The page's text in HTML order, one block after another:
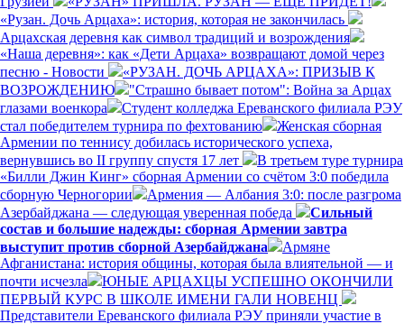
«Рузан. Дочь Арцаха»: история, которая не закончилась
Арцахская деревня как символ традиций и возрождения
«Наша деревня»: как «Дети Арцаха» возвращают домой через
песню - Новости
«РУЗАН. ДОЧЬ АРЦАХА»: ПРИЗЫВ К
ВОЗРОЖДЕНИЮ
"Страшно бывает потом": Война за Арцах
глазами военкора
Студент колледжа Ереванского филиала РЭУ
стал победителем турнира по фехтованию
Женская сборная
Армении по теннису добилась исторического успеха,
вернувшись во II группу спустя 17 лет
В третьем туре турнира
«Билли Джин Кинг» сборная Армении со счётом 3:0 победила
сборную Черногории
Армения — Албания 3:0: после разгрома
Азербайджана — следующая уверенная победа
Сильный
состав и большие надежды: сборная Армении завтра
выступит против сборной Азербайджана
Армяне
Афганистана: история общины, которая была влиятельной — и
почти исчезла
ЮНЫЕ АРЦАХЦЫ УСПЕШНО ОКОНЧИЛИ
ПЕРВЫЙ КУРС В ШКОЛЕ ИМЕНИ ГАЛИ НОВЕНЦ
Представители Ереванского филиала РЭУ приняли участие в